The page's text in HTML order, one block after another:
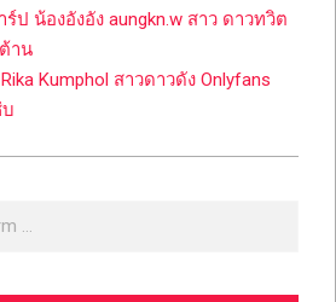
ร์ป น้องอังอัง aungkn.w สาว ดาวทวิต
าน
Kumphol สาวดาวดัง Onlyfans